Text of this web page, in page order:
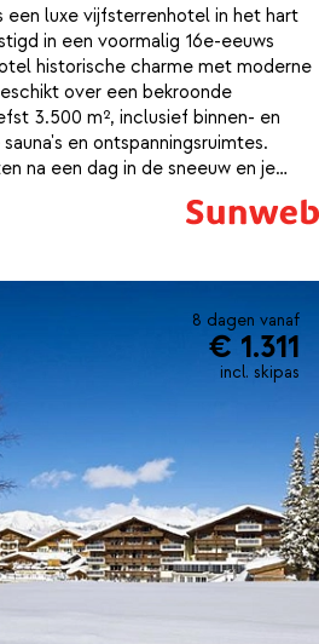
een luxe vijfsterrenhotel in het hart
in een voormalig 16e-eeuws
historische charme met moderne
over een bekroonde
3.500 m², inclusief binnen- en
en ontspanningsruimtes.
na een dag in de sneeuw en je
elementen zoals gewelfde
en een 500 jaar oude wijnkelder.
8 dagen vanaf
€ 1.311
incl. skipas